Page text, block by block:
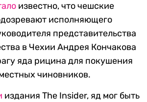
известно, что чешские
исполняющего
представительства
в Чехии Андрея Кончакова
яда рицина для покушения
чиновников.
издания The Insider, яд мог быть